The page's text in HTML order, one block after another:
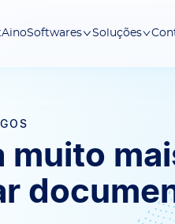
AinoSoftwares Soluções
muito